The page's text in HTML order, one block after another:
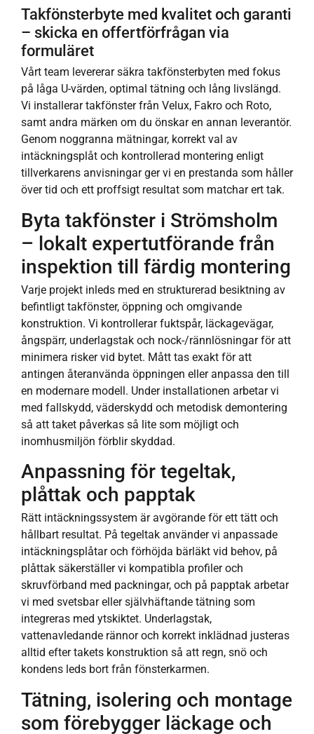
Takfönsterbyte med kvalitet och garanti
– skicka en offertförfrågan via
formuläret
Vårt team levererar säkra takfönsterbyten med fokus
på låga U-värden, optimal tätning och lång livslängd.
Vi installerar takfönster från Velux, Fakro och Roto,
samt andra märken om du önskar en annan leverantör.
Genom noggranna mätningar, korrekt val av
intäckningsplåt och kontrollerad montering enligt
tillverkarens anvisningar ger vi en prestanda som håller
över tid och ett proffsigt resultat som matchar ert tak.
Byta takfönster i Strömsholm
– lokalt expertutförande från
inspektion till färdig montering
Varje projekt inleds med en strukturerad besiktning av
befintligt takfönster, öppning och omgivande
konstruktion. Vi kontrollerar fuktspår, läckagevägar,
ångspärr, underlagstak och nock-/rännlösningar för att
minimera risker vid bytet. Mått tas exakt för att
antingen återanvända öppningen eller anpassa den till
en modernare modell. Under installationen arbetar vi
med fallskydd, väderskydd och metodisk demontering
så att taket påverkas så lite som möjligt och
inomhusmiljön förblir skyddad.
Anpassning för tegeltak,
plåttak och papptak
Rätt intäckningssystem är avgörande för ett tätt och
hållbart resultat. På tegeltak använder vi anpassade
intäckningsplåtar och förhöjda bärläkt vid behov, på
plåttak säkerställer vi kompatibla profiler och
skruvförband med packningar, och på papptak arbetar
vi med svetsbar eller självhäftande tätning som
integreras med ytskiktet. Underlagstak,
vattenavledande rännor och korrekt inklädnad justeras
alltid efter takets konstruktion så att regn, snö och
kondens leds bort från fönsterkarmen.
Tätning, isolering och montage
som förebygger läckage och